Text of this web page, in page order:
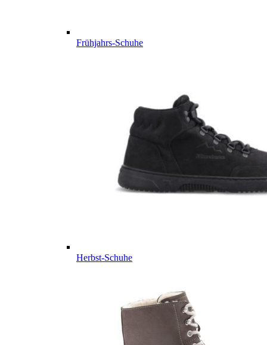
Frühjahrs-Schuhe
Herbst-Schuhe